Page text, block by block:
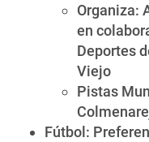
Organiza:
en
Deportes
Viejo
Pistas
Fútbol: